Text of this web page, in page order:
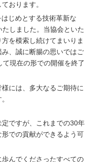
おります。
じめとする技術革新な
しました。当協会といた
を模索し続けてまいりま
、誠に断腸の思いではご
現在の形での開催を終了
には、多大なるご期待に
ですが、これまでの30年
での貢献ができるよう可
んでくださったすべての